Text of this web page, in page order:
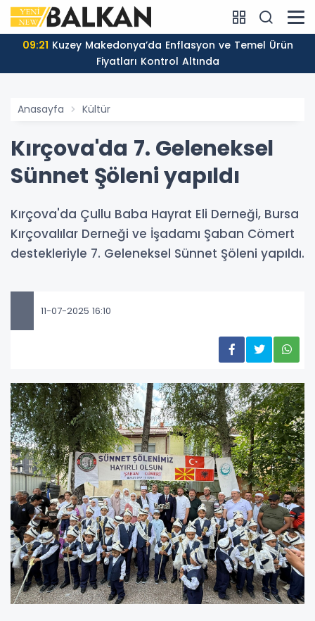
09:21
Fiyatları Kontrol Altında
Anasayfa Kültür
Kırçova'da 7. Geleneksel
Sünnet Şöleni yapıldı
Kırçova'da Çullu Baba Hayrat Eli Derneği, Bursa
Kırçovalılar Derneği ve İşadamı Şaban Cömert
destekleriyle 7. Geleneksel Sünnet Şöleni yapıldı.
11-07-2025 16:10